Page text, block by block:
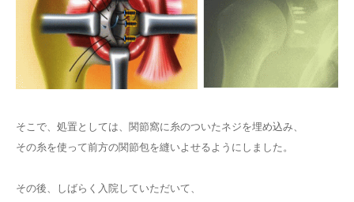
そこで、処置としては、関節窩に糸のついたネジを埋め込み、
その糸を使って前方の関節包を縫いよせるようにしました。
その後、しばらく入院していただいて、